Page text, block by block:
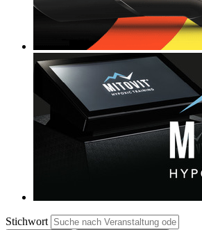
Stichwort